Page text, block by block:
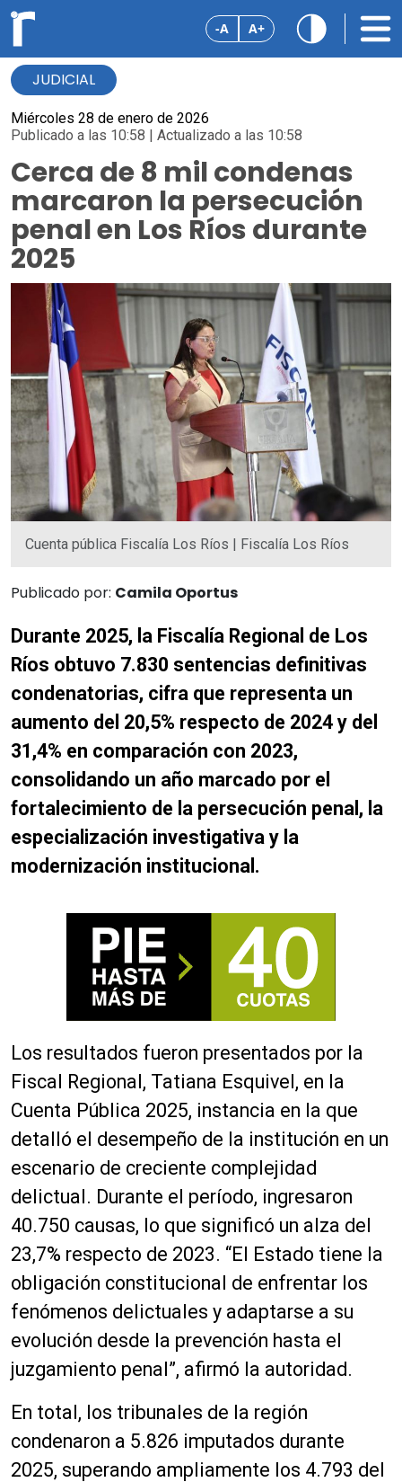
-A A+
JUDICIAL
Miércoles 28 de enero de 2026
Publicado a las 10:58 | Actualizado a las 10:58
Cerca de 8 mil condenas
marcaron la persecución
penal en Los Ríos durante
2025
Cuenta pública Fiscalía Los Ríos | Fiscalía Los Ríos
Publicado por: Camila Oportus
Durante 2025, la Fiscalía Regional de Los
Ríos obtuvo 7.830 sentencias definitivas
condenatorias, cifra que representa un
aumento del 20,5% respecto de 2024 y del
31,4% en comparación con 2023,
consolidando un año marcado por el
fortalecimiento de la persecución penal, la
especialización investigativa y la
modernización institucional.
Los resultados fueron presentados por la
Fiscal Regional, Tatiana Esquivel, en la
Cuenta Pública 2025, instancia en la que
detalló el desempeño de la institución en un
escenario de creciente complejidad
delictual. Durante el período, ingresaron
40.750 causas, lo que significó un alza del
23,7% respecto de 2023. “El Estado tiene la
obligación constitucional de enfrentar los
fenómenos delictuales y adaptarse a su
evolución desde la prevención hasta el
juzgamiento penal”, afirmó la autoridad.
En total, los tribunales de la región
condenaron a 5.826 imputados durante
2025, superando ampliamente los 4.793 del